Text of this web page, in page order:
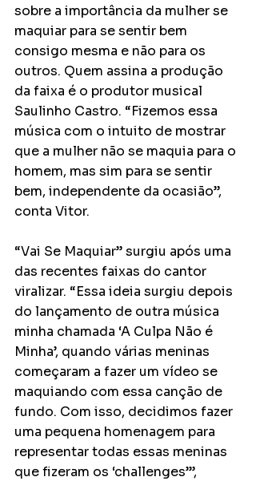
sobre a importância da mulher se
maquiar para se sentir bem
consigo mesma e não para os
outros. Quem assina a produção
da faixa é o produtor musical
Saulinho Castro. “Fizemos essa
música com o intuito de mostrar
que a mulher não se maquia para o
homem, mas sim para se sentir
bem, independente da ocasião”,
conta Vitor.
“Vai Se Maquiar” surgiu após uma
das recentes faixas do cantor
viralizar. “Essa ideia surgiu depois
do lançamento de outra música
minha chamada ‘A Culpa Não é
Minha’, quando várias meninas
começaram a fazer um vídeo se
maquiando com essa canção de
fundo. Com isso, decidimos fazer
uma pequena homenagem para
representar todas essas meninas
que fizeram os ‘challenges’”,